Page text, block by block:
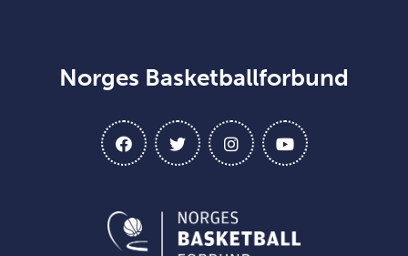
Norges Basketballforbund